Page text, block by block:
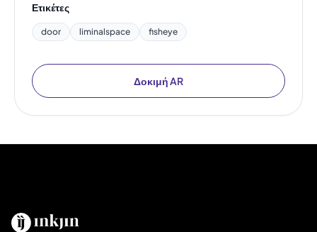
Ετικέτες
door liminalspace fisheye
Δοκιμή AR